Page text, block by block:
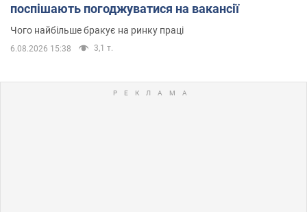
поспішають погоджуватися на вакансії
Чого найбільше бракує на ринку праці
6.08.2026 15:38 3,1 т.